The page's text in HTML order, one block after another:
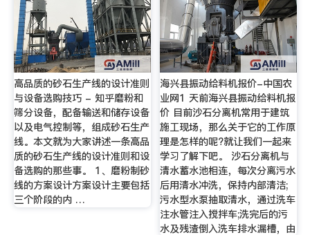
高品质的砂石生产线的设计准则
与设备选购技巧 - 知乎磨粉和
筛分设备，配备输送和储存设备
以及电气控制等，组成砂石生产
线。本文就为大家讲述一条高品
质的砂石生产线的设计准则和设
备选购的那些事。 1、磨粉制砂
线的方案设计方案设计主要包括
三个阶段的内 …
海兴县振动给料机报价-中国农
业网1 天前海兴县振动给料机报
价 目前沙石分离机常用于建筑
施工现场，那么关于它的工作原
理是怎样的呢?就让我们一起来
学习了解下吧。 沙石分离机与
清水蓄水池相连，每次分离污水
后用清水冲洗，保持内部清洁;
污水型水泵抽取清水，通过洗车
注水管注入搅拌车;洗完后的污
水及残渣倒入洗车排水漏槽，由